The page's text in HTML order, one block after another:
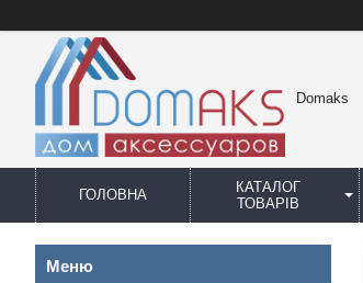
Domaks
ГОЛОВНА
КАТАЛОГ
ТОВАРІВ